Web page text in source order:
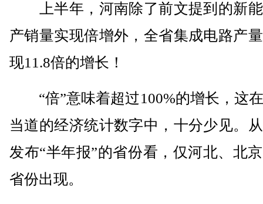
上半年，河南除了前文提到的新
产销量实现倍增外，全省集成电路产
现11.8倍的增长！
“倍”意味着超过100%的增长，这
当道的经济统计数字中，十分少见。
发布“半年报”的省份看，仅河北、北
省份出现。